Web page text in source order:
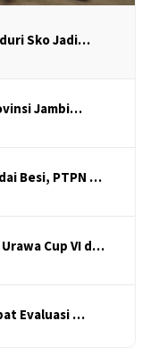
Sko Jadi…
Jambi…
Besi, PTPN …
Cup VI d…
Evaluasi …